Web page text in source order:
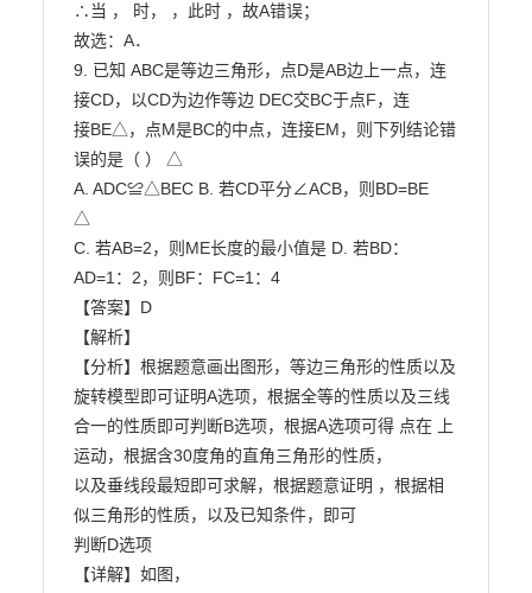
∴当 ， 时， ，此时 ，故A错误；
故选：A．
9. 已知 ABC是等边三角形，点D是AB边上一点，连
接CD，以CD为边作等边 DEC交BC于点F，连
接BE△，点M是BC的中点，连接EM，则下列结论错
误的是（ ） △
A. ADC≌△BEC B. 若CD平分∠ACB，则BD=BE
△
C. 若AB=2，则ME长度的最小值是 D. 若BD：
AD=1：2，则BF：FC=1：4
【答案】D
【解析】
【分析】根据题意画出图形，等边三角形的性质以及
旋转模型即可证明A选项，根据全等的性质以及三线
合一的性质即可判断B选项，根据A选项可得 点在 上
运动，根据含30度角的直角三角形的性质，
以及垂线段最短即可求解，根据题意证明 ，根据相
似三角形的性质，以及已知条件，即可
判断D选项
【详解】如图，